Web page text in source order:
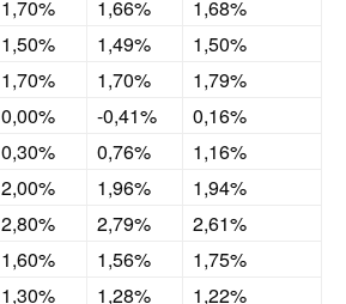
1,70% 1,66%
1,68%
1,50% 1,49%
1,50%
1,70% 1,70%
1,79%
0,00% -0,41%
0,16%
0,30% 0,76%
1,16%
2,00% 1,96%
1,94%
2,80% 2,79%
2,61%
1,60% 1,56%
1,75%
1,30% 1,28%
1,22%